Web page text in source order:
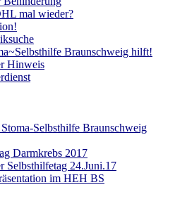
mal wieder?
Braunschweig hilft!
Hinweis
Stoma-Selbsthilfe Braunschweig
Darmkrebs 2017
Selbsthilfetag 24.Juni.17
im HEH BS